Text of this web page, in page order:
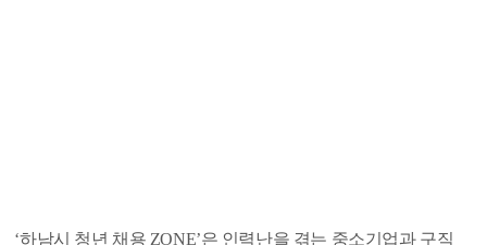
‘하남시 청년 채용 ZONE’은 인력난을 겪는 중소기업과 구직